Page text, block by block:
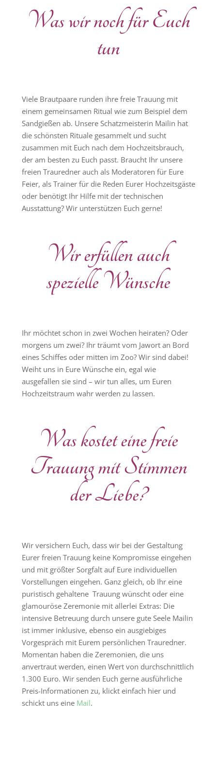
Was wir noch für Euch
tun
Viele Brautpaare runden ihre freie Trauung mit
einem gemeinsamen Ritual wie zum Beispiel dem
Sandgießen ab. Unsere Schatzmeisterin Mailin hat
die schönsten Rituale gesammelt und sucht
zusammen mit Euch nach dem Hochzeitsbrauch,
der am besten zu Euch passt. Braucht Ihr unsere
freien Trauredner auch als Moderatoren für Eure
Feier, als Trainer für die Reden Eurer Hochzeitsgäste
oder benötigt Ihr Hilfe mit der technischen
Ausstattung? Wir unterstützen Euch gerne!
Wir erfüllen auch
spezielle Wünsche
Ihr möchtet schon in zwei Wochen heiraten? Oder
morgens um zwei? Ihr träumt vom Jawort an Bord
eines Schiffes oder mitten im Zoo? Wir sind dabei!
Weiht uns in Eure Wünsche ein, egal wie
ausgefallen sie sind – wir tun alles, um Euren
Hochzeitstraum wahr werden zu lassen.
Was kostet eine freie
Trauung mit Stimmen
der Liebe?
Wir versichern Euch, dass wir bei der Gestaltung
Eurer freien Trauung keine Kompromisse eingehen
und mit größter Sorgfalt auf Eure individuellen
Vorstellungen eingehen. Ganz gleich, ob Ihr eine
puristisch gehaltene Trauung wünscht oder eine
glamouröse Zeremonie mit allerlei Extras: Die
intensive Betreuung durch unsere gute Seele Mailin
ist immer inklusive, ebenso ein ausgiebiges
Vorgespräch mit Eurem persönlichen Trauredner.
Momentan haben die Zeremonien, die uns
anvertraut werden, einen Wert von durchschnittlich
1.300 Euro. Wir senden Euch gerne ausführliche
Preis-Informationen zu, klickt einfach hier und
schickt uns eine Mail.